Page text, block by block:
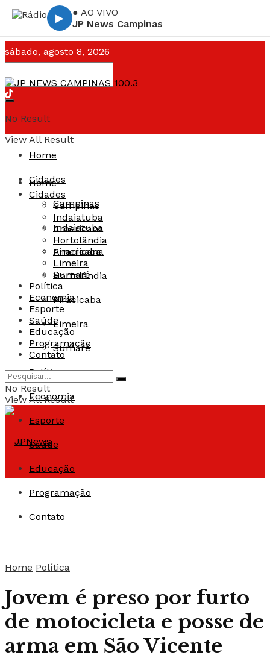
▶
● AO VIVO
JP News Campinas
sábado, agosto 8, 2026
No Result
View All Result
Home
Cidades
Campinas
Indaiatuba
Americana
Hortolândia
Piracicaba
Limeira
Sumaré
Política
Economia
Esporte
Saúde
Educação
Programação
Contato
Home
Cidades
Campinas
Indaiatuba
Americana
Hortolândia
Piracicaba
Limeira
Sumaré
Política
Economia
Esporte
Saúde
Educação
Programação
Contato
No Result
View All Result
Home Política
Jovem é preso por furto
de motocicleta e posse de
arma em São Vicente